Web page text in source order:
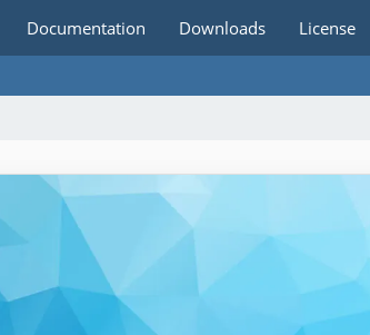
Documentation Downloads License